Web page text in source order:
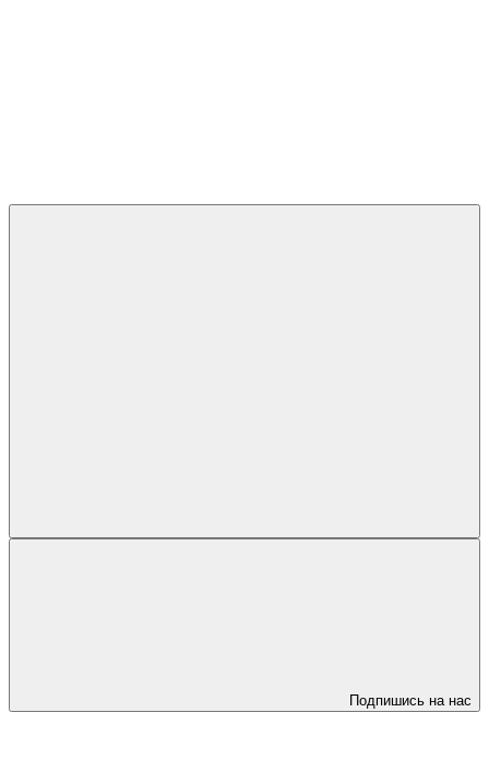
Подпишись на нас